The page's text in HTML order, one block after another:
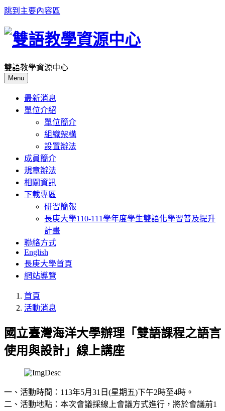
跳到主要內容區
雙語教學資源中心
Menu
最新消息
單位介紹
單位簡介
組織架構
設置辦法
成員簡介
規章辦法
相關資訊
下載專區
研習簡報
長庚大學110-111學年度學生雙語化學習普及提升
計畫
聯絡方式
English
長庚大學首頁
網站導覽
首頁
活動消息
國立臺灣海洋大學辦理「雙語課程之語言
使用與設計」線上講座
一、活動時間：113年5月31日(星期五)下午2時至4時。
二、活動地點：本次會議採線上會議方式進行，將於會議前1